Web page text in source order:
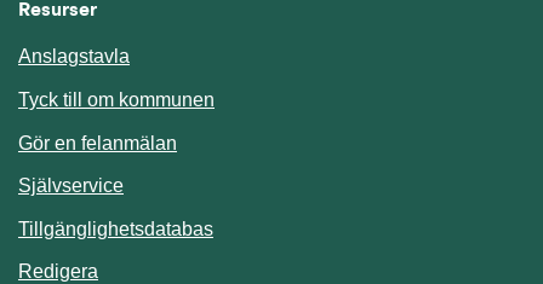
Resurser
Anslagstavla
Tyck till om kommunen
Gör en felanmälan
SjälvserviceLänk till annan webbplats.
TillgänglighetsdatabasLänk till annan webbplats.
Redigera